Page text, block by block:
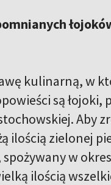
kulinarną, w
są
Aby
ilością zielonej
w
ilością